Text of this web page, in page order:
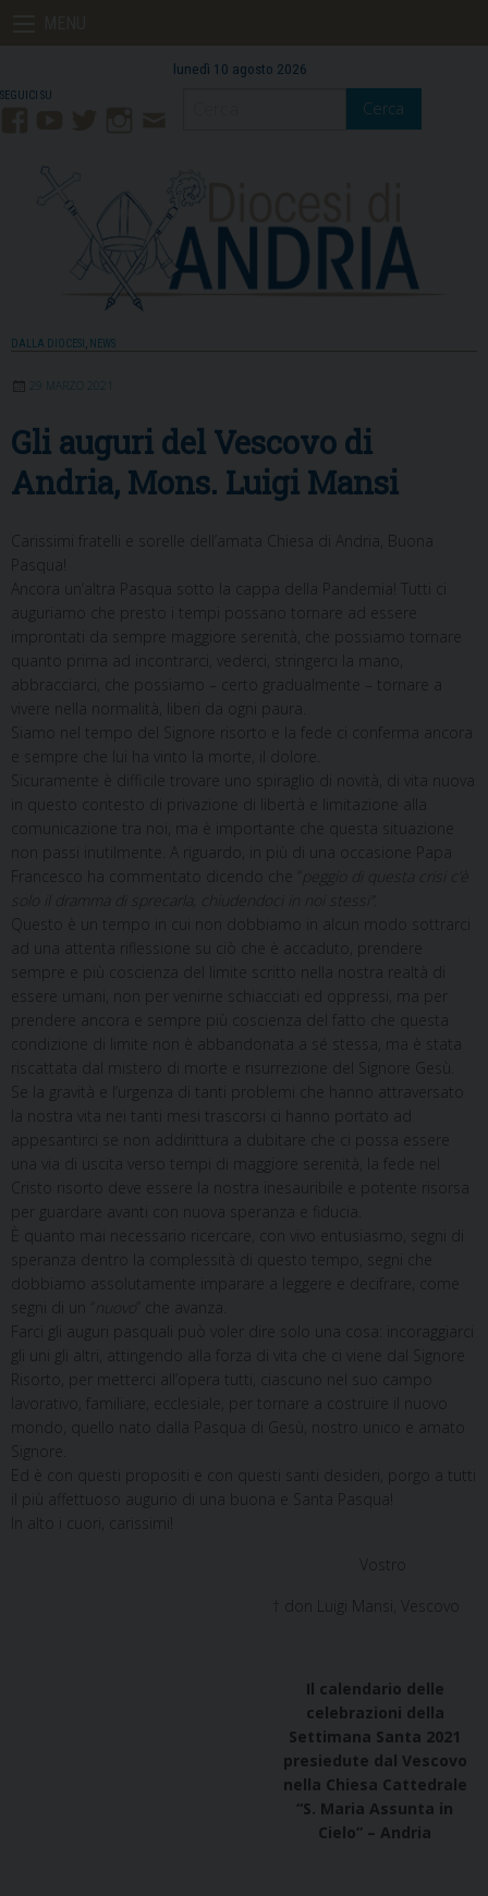
lunedì 10 agosto 2026
Mail
Cerca
DALLA DIOCESI , NEWS
29 MARZO 2021
Gli auguri del Vescovo di
Andria, Mons. Luigi Mansi
Carissimi fratelli e sorelle dell’amata Chiesa di Andria, Buona
Pasqua!
Ancora un’altra Pasqua sotto la cappa della Pandemia! Tutti ci
auguriamo che presto i tempi possano tornare ad essere
improntati da sempre maggiore serenità, che possiamo tornare
quanto prima ad incontrarci, vederci, stringerci la mano,
abbracciarci, che possiamo – certo gradualmente – tornare a
vivere nella normalità, liberi da ogni paura.
Siamo nel tempo del Signore risorto e la fede ci conferma ancora
e sempre che lui ha vinto la morte, il dolore.
Sicuramente è difficile trovare uno spiraglio di novità, di vita nuova
in questo contesto di privazione di libertà e limitazione alla
comunicazione tra noi, ma è importante che questa situazione
non passi inutilmente. A riguardo, in più di una occasione Papa
Francesco ha commentato dicendo che “
Questo è un tempo in cui non dobbiamo in alcun modo sottrarci
ad una attenta riflessione su ciò che è accaduto, prendere
sempre e più coscienza del limite scritto nella nostra realtà di
essere umani, non per venirne schiacciati ed oppressi, ma per
prendere ancora e sempre più coscienza del fatto che questa
condizione di limite non è abbandonata a sé stessa, ma è stata
riscattata dal mistero di morte e risurrezione del Signore Gesù.
Se la gravità e l’urgenza di tanti problemi che hanno attraversato
la nostra vita nei tanti mesi trascorsi ci hanno portato ad
appesantirci se non addirittura a dubitare che ci possa essere
una via di uscita verso tempi di maggiore serenità, la fede nel
Cristo risorto deve essere la nostra inesauribile e potente risorsa
per guardare avanti con nuova speranza e fiducia.
È quanto mai necessario ricercare, con vivo entusiasmo, segni di
speranza dentro la complessità di questo tempo, segni che
dobbiamo assolutamente imparare a leggere e decifrare, come
segni di un “
” che avanza.
Farci gli auguri pasquali può voler dire solo una cosa: incoraggiarci
gli uni gli altri, attingendo alla forza di vita che ci viene dal Signore
Risorto, per metterci all’opera tutti, ciascuno nel suo campo
lavorativo, familiare, ecclesiale, per tornare a costruire il nuovo
mondo, quello nato dalla Pasqua di Gesù, nostro unico e amato
Signore.
Ed è con questi propositi e con questi santi desideri, porgo a tutti
il più affettuoso augurio di una buona e Santa Pasqua!
In alto i cuori, carissimi!
Vostro
† don Luigi Mansi, Vescovo
Il calendario delle
celebrazioni della
Settimana Santa 2021
presiedute dal Vescovo
nella Chiesa Cattedrale
“S. Maria Assunta in
Cielo” – Andria